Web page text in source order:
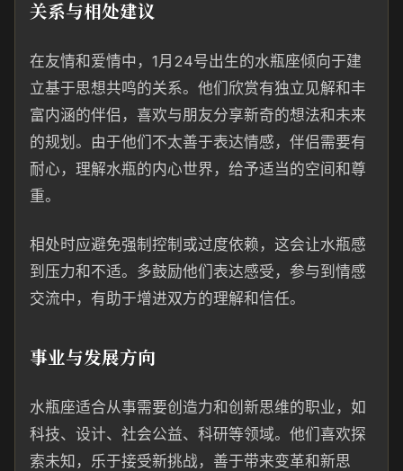
关系与相处建议
在友情和爱情中，1月24号出生的水瓶座倾向于建
立基于思想共鸣的关系。他们欣赏有独立见解和丰
富内涵的伴侣，喜欢与朋友分享新奇的想法和未来
的规划。由于他们不太善于表达情感，伴侣需要有
耐心，理解水瓶的内心世界，给予适当的空间和尊
重。
相处时应避免强制控制或过度依赖，这会让水瓶感
到压力和不适。多鼓励他们表达感受，参与到情感
交流中，有助于增进双方的理解和信任。
事业与发展方向
水瓶座适合从事需要创造力和创新思维的职业，如
科技、设计、社会公益、科研等领域。他们喜欢探
索未知，乐于接受新挑战，善于带来变革和新思